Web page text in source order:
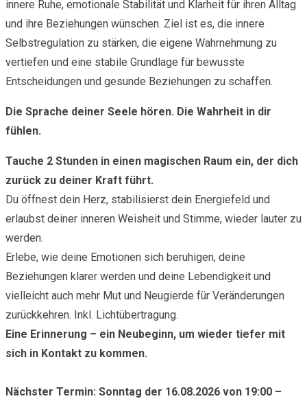
innere Ruhe, emotionale Stabilität und Klarheit für ihren Alltag
und ihre Beziehungen wünschen. Ziel ist es, die innere
Selbstregulation zu stärken, die eigene Wahrnehmung zu
vertiefen und eine stabile Grundlage für bewusste
Entscheidungen und gesunde Beziehungen zu schaffen.
Die Sprache deiner Seele hören. Die Wahrheit in dir
fühlen.
Tauche 2 Stunden in einen magischen Raum ein, der dich
zurück zu deiner Kraft führt.
Du öffnest dein Herz, stabilisierst dein Energiefeld und
erlaubst deiner inneren Weisheit und Stimme, wieder lauter zu
werden.
Erlebe, wie deine Emotionen sich beruhigen, deine
Beziehungen klarer werden und deine Lebendigkeit und
vielleicht auch mehr Mut und Neugierde für Veränderungen
zurückkehren. Inkl. Lichtübertragung.
Eine Erinnerung – ein Neubeginn, um wieder tiefer mit
sich in Kontakt zu kommen.
Nächster Termin: Sonntag der 16.08.2026 von 19:00 –